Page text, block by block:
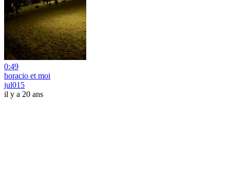
0:49
horacio et moi
jul015
il y a 20 ans